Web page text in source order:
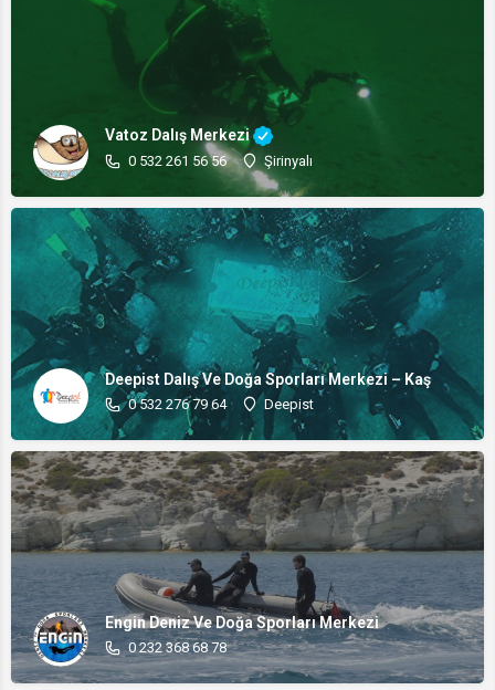
Vatoz Dalış Merkezi
0 532 261 56 56 Şirinyalı
Deepist Dalış Ve Doğa Sporları Merkezi – Kaş
0 532 276 79 64 Deepist
Engin Deniz Ve Doğa Sporları Merkezi
0 232 368 68 78